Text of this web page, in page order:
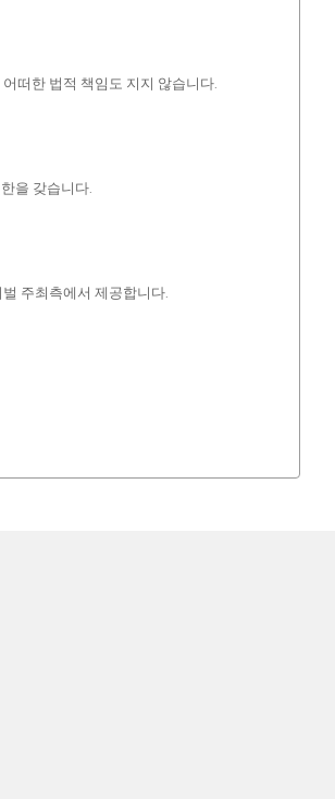
떠한 법적 책임도 지지 않습니다.
을 갖습니다.
주최측에서 제공합니다.